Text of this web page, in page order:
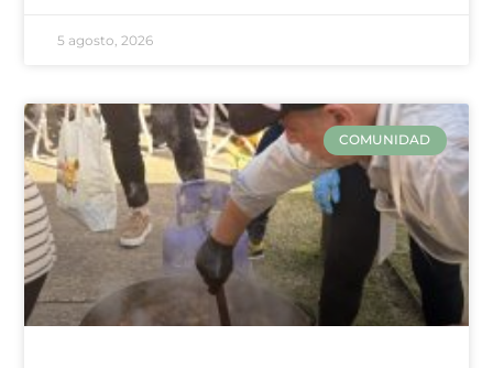
5 agosto, 2026
COMUNIDAD